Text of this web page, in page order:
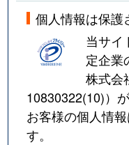
個人情報は保護
当サイ
定企業
株式会
10830322(10)）
お客様の個人情
す。